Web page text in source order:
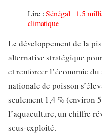
Lire : Sénégal : 1,5
climatique
Le développement de la
alternative stratégique
et renforcer l’économie
nationale de poisson
seulement 1,4 % (environ
l’aquaculture, un chiffre
sous-exploité.